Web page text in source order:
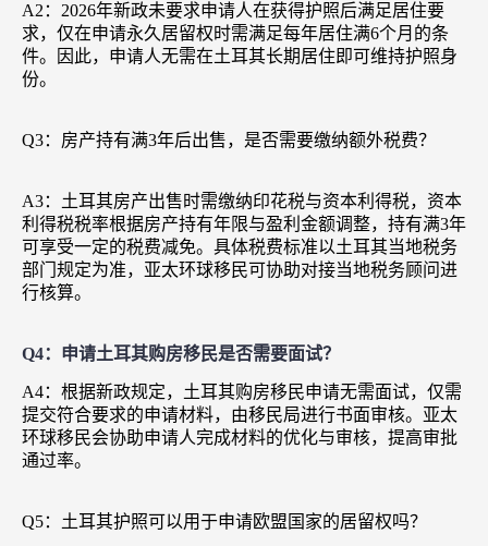
A2：2026年新政未要求申请人在获得护照后满足居住要
求，仅在申请永久居留权时需满足每年居住满6个月的条
件。因此，申请人无需在土耳其长期居住即可维持护照身
份。
Q3：房产持有满3年后出售，是否需要缴纳额外税费？
A3：土耳其房产出售时需缴纳印花税与资本利得税，资本
利得税税率根据房产持有年限与盈利金额调整，持有满3年
可享受一定的税费减免。具体税费标准以土耳其当地税务
部门规定为准，亚太环球移民可协助对接当地税务顾问进
行核算。
Q4：申请土耳其购房移民是否需要面试？
A4：根据新政规定，土耳其购房移民申请无需面试，仅需
提交符合要求的申请材料，由移民局进行书面审核。亚太
环球移民会协助申请人完成材料的优化与审核，提高审批
通过率。
Q5：土耳其护照可以用于申请欧盟国家的居留权吗？